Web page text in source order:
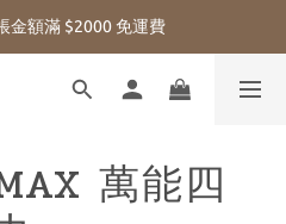
金額滿 $2000 免運費
萬能四